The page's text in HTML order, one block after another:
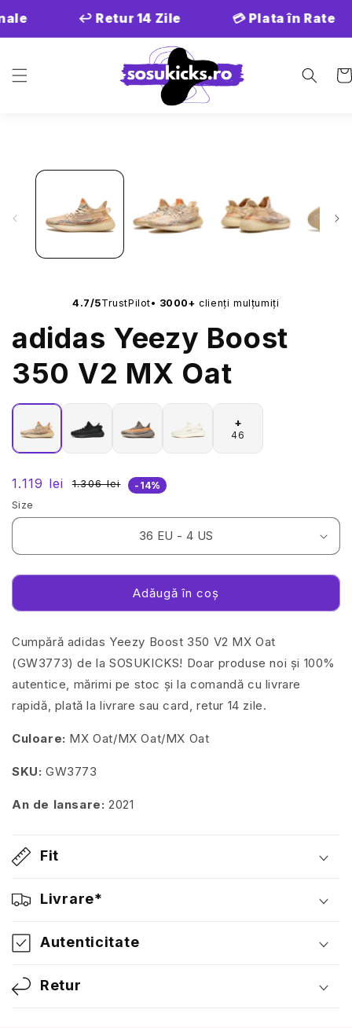
conținut
↩️ Retur 14 Zile 💳 Plata în Rate
produs
4.7/5TrustPilot• 3000+ clienți mulțumiți
adidas Yeezy Boost
350 V2 MX Oat
+
46
Preț
redus
1.119 lei
Preț
obișnuit
1.306 lei -14%
Size
Adăugă în coș
Cumpără adidas Yeezy Boost 350 V2 MX Oat
(GW3773) de la SOSUKICKS! Doar produse noi și 100%
autentice, mărimi pe stoc și la comandă cu livrare
rapidă, plată la livrare sau card, retur 14 zile.
Culoare: MX Oat/MX Oat/MX Oat
SKU: GW3773
An de lansare: 2021
Fit
Livrare*
Autenticitate
Retur